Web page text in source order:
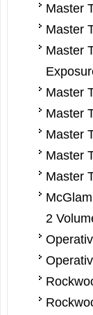
Master
Master
Master
Master
Master
Master
Master
Master
2